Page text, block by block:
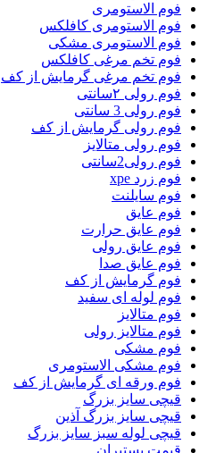
فوم الاستومری
فوم الاستومری کافلکس
فوم الاستومری مشکی
فوم تخم مرغی کافلکس
فوم تخم مرغی گرمایش از کف
فوم رولی ۲سانتی
فوم رولی 3 سانتی
فوم رولی گرمایش از کف
فوم رولی متالایز
فوم رولی2سانتی
فوم زرد xpe
فوم سایلنت
فوم عایق
فوم عایق حرارت
فوم عایق رولی
فوم عایق صدا
فوم گرمایش از کف
فوم لوله ای سفید
فوم متالایز
فوم متالایز رولی
فوم مشکی
فوم مشکی الاستومری
فوم ورقه ای گرمایش از کف
قیچی سایز بزرگ
قیچی سایز بزرگ آذین
قیچی لوله سبز سایز بزرگ
قیمت بستیران